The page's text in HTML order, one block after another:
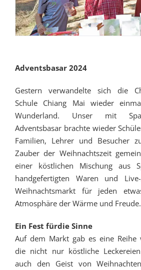
Adventsbasar 2024
Gestern verwandelte sich die
Schule Chiang Mai wieder
Wunderland. Unser mit
Adventsbasar brachte wieder
Familien, Lehrer und Besucher
Zauber der Weihnachtszeit
einer köstlichen Mischung aus
handgefertigten Waren und
Weihnachtsmarkt für jeden
Atmosphäre der Wärme und Freude.
Ein Fest fürdie Sinne
Auf dem Markt gab es eine Reihe
die nicht nur köstliche
auch den Geist von